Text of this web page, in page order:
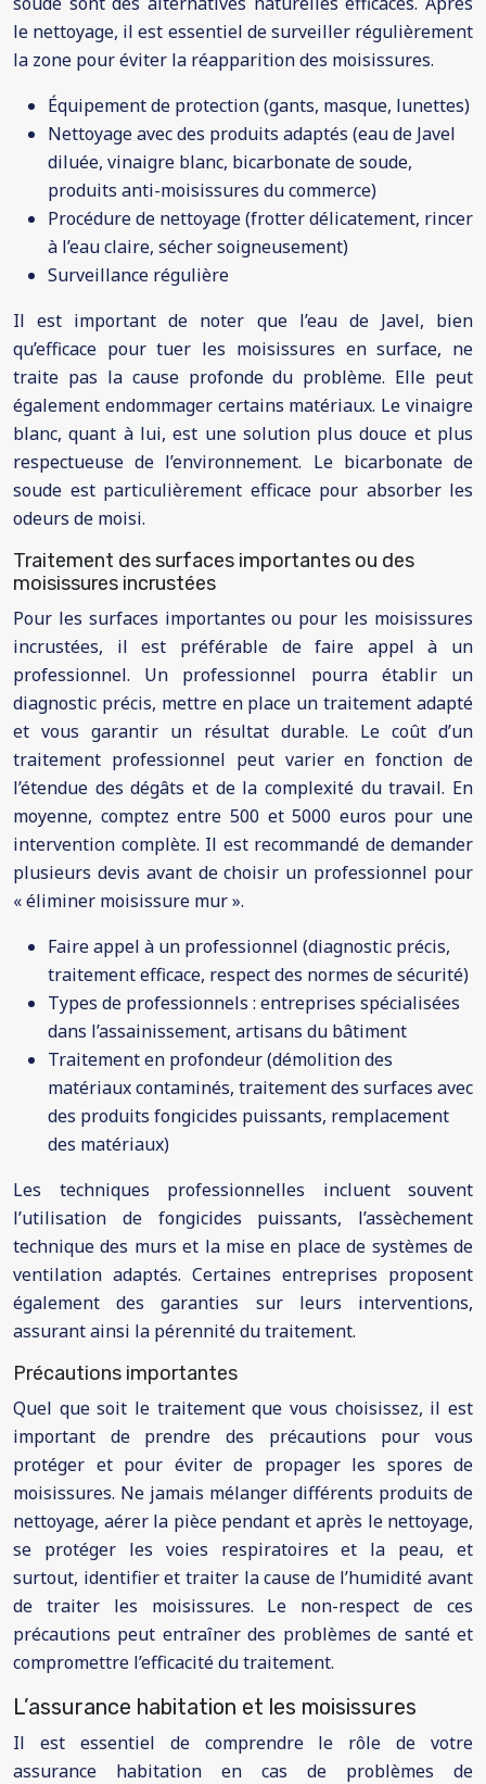
le nettoyage, il est essentiel de surveiller régulièrement
la zone pour éviter la réapparition des moisissures.
Équipement de protection (gants, masque, lunettes)
Nettoyage avec des produits adaptés (eau de Javel
diluée, vinaigre blanc, bicarbonate de soude,
produits anti-moisissures du commerce)
Procédure de nettoyage (frotter délicatement, rincer
à l’eau claire, sécher soigneusement)
Surveillance régulière
Il est important de noter que l’eau de Javel, bien
qu’efficace pour tuer les moisissures en surface, ne
traite pas la cause profonde du problème. Elle peut
également endommager certains matériaux. Le vinaigre
blanc, quant à lui, est une solution plus douce et plus
respectueuse de l’environnement. Le bicarbonate de
soude est particulièrement efficace pour absorber les
odeurs de moisi.
Traitement des surfaces importantes ou des
moisissures incrustées
Pour les surfaces importantes ou pour les moisissures
incrustées, il est préférable de faire appel à un
professionnel. Un professionnel pourra établir un
diagnostic précis, mettre en place un traitement adapté
et vous garantir un résultat durable. Le coût d’un
traitement professionnel peut varier en fonction de
l’étendue des dégâts et de la complexité du travail. En
moyenne, comptez entre 500 et 5000 euros pour une
intervention complète. Il est recommandé de demander
plusieurs devis avant de choisir un professionnel pour
« éliminer moisissure mur ».
Faire appel à un professionnel (diagnostic précis,
traitement efficace, respect des normes de sécurité)
Types de professionnels : entreprises spécialisées
dans l’assainissement, artisans du bâtiment
Traitement en profondeur (démolition des
matériaux contaminés, traitement des surfaces avec
des produits fongicides puissants, remplacement
des matériaux)
Les techniques professionnelles incluent souvent
l’utilisation de fongicides puissants, l’assèchement
technique des murs et la mise en place de systèmes de
ventilation adaptés. Certaines entreprises proposent
également des garanties sur leurs interventions,
assurant ainsi la pérennité du traitement.
Précautions importantes
Quel que soit le traitement que vous choisissez, il est
important de prendre des précautions pour vous
protéger et pour éviter de propager les spores de
moisissures. Ne jamais mélanger différents produits de
nettoyage, aérer la pièce pendant et après le nettoyage,
se protéger les voies respiratoires et la peau, et
surtout, identifier et traiter la cause de l’humidité avant
de traiter les moisissures. Le non-respect de ces
précautions peut entraîner des problèmes de santé et
compromettre l’efficacité du traitement.
L’assurance habitation et les moisissures
Il est essentiel de comprendre le rôle de votre
assurance habitation en cas de problèmes de